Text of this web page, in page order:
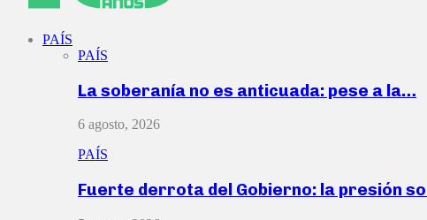
PAÍS
PAÍS
La soberanía no es anticuada: pese a la…
6 agosto, 2026
PAÍS
Fuerte derrota del Gobierno: la presión